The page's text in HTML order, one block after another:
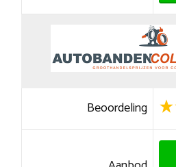
Beoordeling